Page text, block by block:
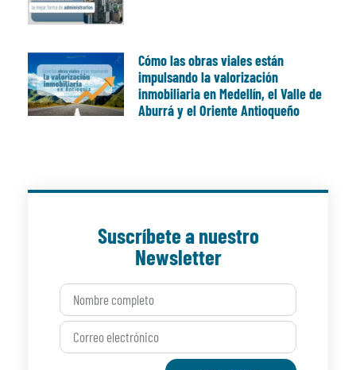
Cómo las obras viales están
impulsando la valorización
inmobiliaria en Medellín, el Valle de
Aburrá y el Oriente Antioqueño
Suscríbete a nuestro
Newsletter